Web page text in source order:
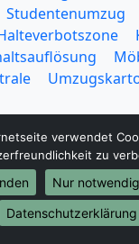
Studentenumzug
nach Belarus
verwendet
zu
Nur
Datenschutzerklärung